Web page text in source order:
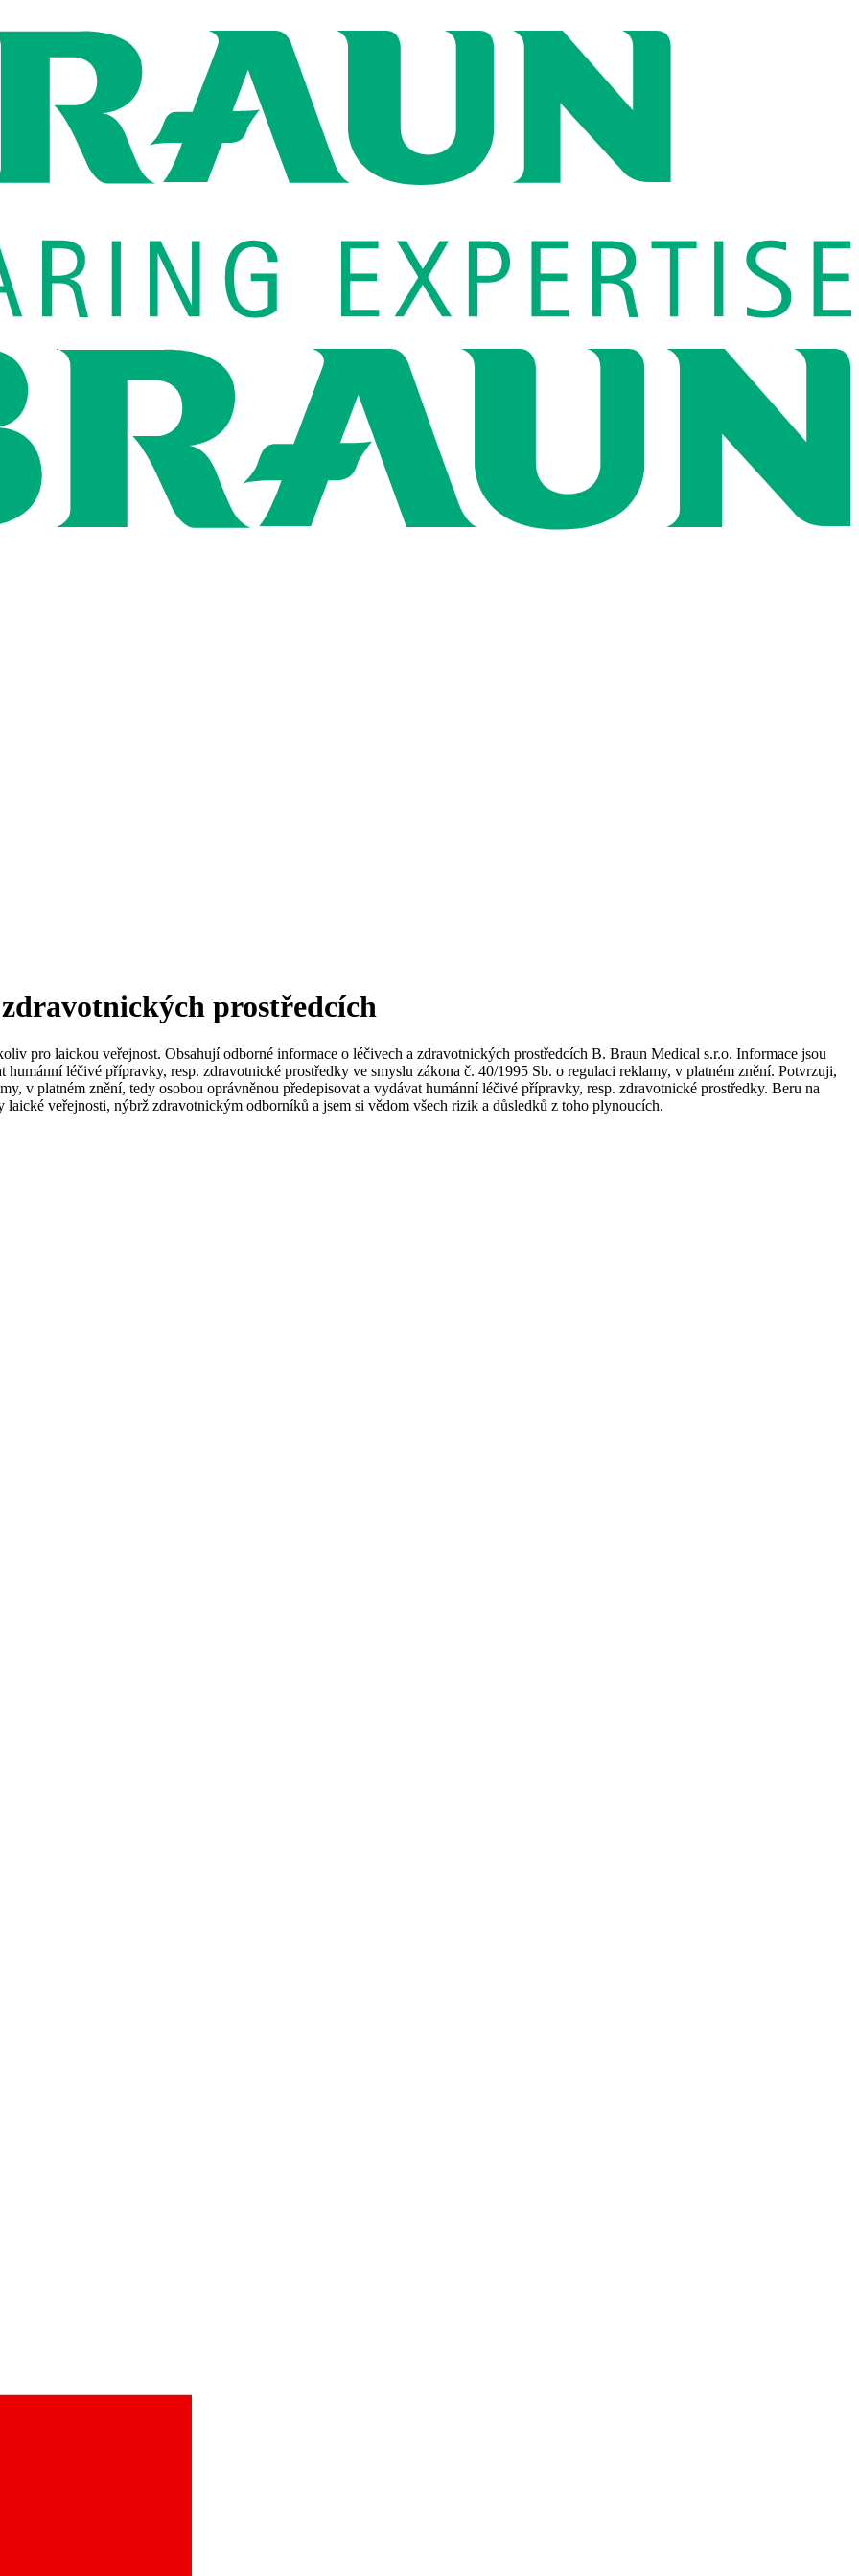
našim kompletním produktovým portfoliem.
střediscích v České republice. Více informací se dozvíte na stránkách jednotlivých středisek.
pro zajímavé pozice.​
prostředcích
pro laickou veřejnost. Obsahují odborné informace o léčivech a zdravotnických prostředcích B. Braun Medical s.r.o. Informace jsou
léčivé přípravky, resp. zdravotnické prostředky ve smyslu zákona č. 40/1995 Sb. o regulaci reklamy, v platném znění. Potvrzuji,
v platném znění, tedy osobou oprávněnou předepisovat a vydávat humánní léčivé přípravky, resp. zdravotnické prostředky. Beru na
laické veřejnosti, nýbrž zdravotnickým odborníků a jsem si vědom všech rizik a důsledků z toho plynoucích.